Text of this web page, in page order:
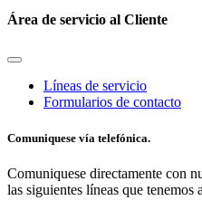
Área de servicio al Cliente
Líneas de servicio
Formularios de contacto
Comuniquese vía telefónica.
Comuniquese directamente con
las siguientes líneas que tenemos